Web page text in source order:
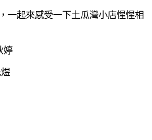
一起來感受一下土瓜灣小店惺惺相
婷